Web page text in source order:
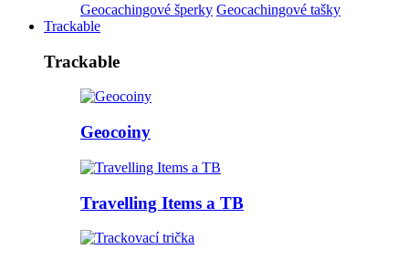
Geocachingové šperky Geocachingové tašky
Trackable
Trackable
Geocoiny
Travelling Items a TB